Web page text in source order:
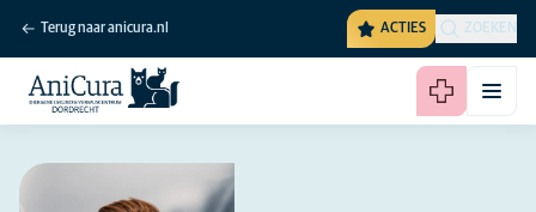
Terug naar anicura.nl ACTIES ZOEKEN